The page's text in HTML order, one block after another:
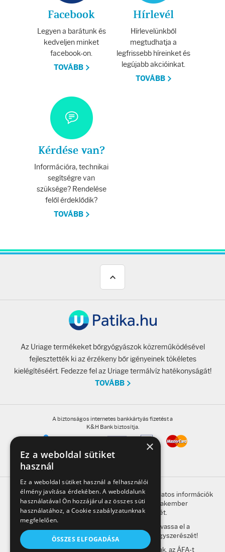
Facebook
Legyen a barátunk és
kedveljen minket
facebook-on.
TOVÁBB
Hírlevél
Hírlevelünkből
megtudhatja a
legfrissebb híreinket és
legújabb akcióinkat.
TOVÁBB
Kérdése van?
Információra, technikai
segítségre van
szüksége? Rendelése
felől érdeklődik?
TOVÁBB
Az Uriage termékeket bőrgyógyászok közreműködésével
fejlesztették ki az érzékeny bőr igényeinek tökéletes
kielégítéséért. Fedezze fel az Uriage termálvíz hatékonyságát!
TOVÁBB
A biztonságos internetes bankkártyás fizetést a
K&H Bank biztosítja.
A honlap oldalain található, gyógyszerrel kapcsolatos információk
betegség esetén nem helyettesítik a szakember
megkeresésének szükségességét.
A kockázatokról és a mellékhatásokról olvassa el a
betegtájékoztatót, vagy kérdezze meg gyógyszerészét!
A weboldalon feltüntetett árak a bruttó árak, az ÁFA-t
×
Ez a weboldal sütiket
használ
Ez a weboldal sütiket használ a felhasználói
élmény javítása érdekében. A weboldalunk
használatával Ön hozzájárul az összes süti
használatához, a Cookie szabályzatunknak
megfelelően.
ÖSSZES ELFOGADÁSA